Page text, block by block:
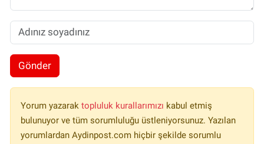
Gönder
Yorum yazarak topluluk kurallarımızı kabul etmiş
bulunuyor ve tüm sorumluluğu üstleniyorsunuz. Yazılan
yorumlardan Aydinpost.com hiçbir şekilde sorumlu